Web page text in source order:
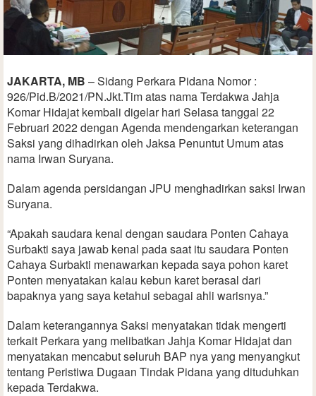
JAKARTA, MB – Sidang Perkara Pidana Nomor :
926/Pid.B/2021/PN.Jkt.Tim atas nama Terdakwa Jahja
Komar Hidajat kembali digelar hari Selasa tanggal 22
Februari 2022 dengan Agenda mendengarkan keterangan
Saksi yang dihadirkan oleh Jaksa Penuntut Umum atas
nama Irwan Suryana.
Dalam agenda persidangan JPU menghadirkan saksi Irwan
Suryana.
“Apakah saudara kenal dengan saudara Ponten Cahaya
Surbakti saya jawab kenal pada saat itu saudara Ponten
Cahaya Surbakti menawarkan kepada saya pohon karet
Ponten menyatakan kalau kebun karet berasal dari
bapaknya yang saya ketahui sebagai ahli warisnya.”
Dalam keterangannya Saksi menyatakan tidak mengerti
terkait Perkara yang melibatkan Jahja Komar Hidajat dan
menyatakan mencabut seluruh BAP nya yang menyangkut
tentang Peristiwa Dugaan Tindak Pidana yang dituduhkan
kepada Terdakwa.